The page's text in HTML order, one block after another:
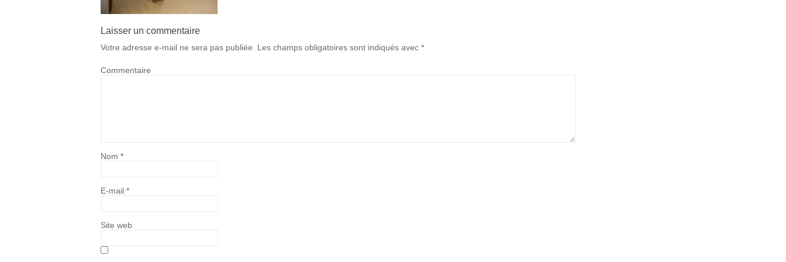
Laisser un commentaire
Votre adresse e-mail ne sera pas publiée. Les champs obligatoires sont indiqués avec *
Commentaire
Nom *
E-mail *
Site web